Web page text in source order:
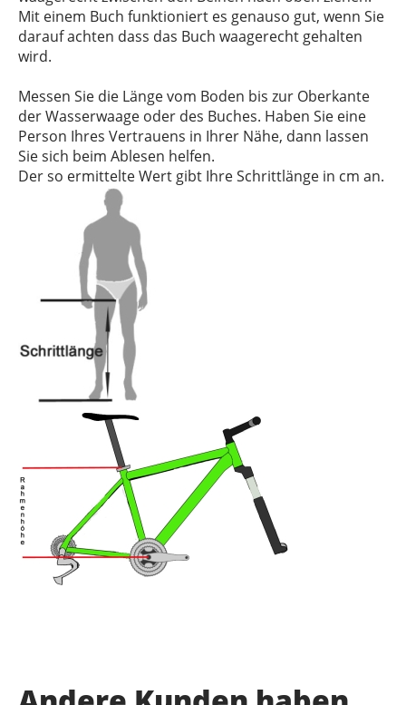
Mit einem Buch funktioniert es genauso gut, wenn Sie
darauf achten dass das Buch waagerecht gehalten
wird.
Messen Sie die Länge vom Boden bis zur Oberkante
der Wasserwaage oder des Buches. Haben Sie eine
Person Ihres Vertrauens in Ihrer Nähe, dann lassen
Sie sich beim Ablesen helfen.
Der so ermittelte Wert gibt Ihre Schrittlänge in cm an.